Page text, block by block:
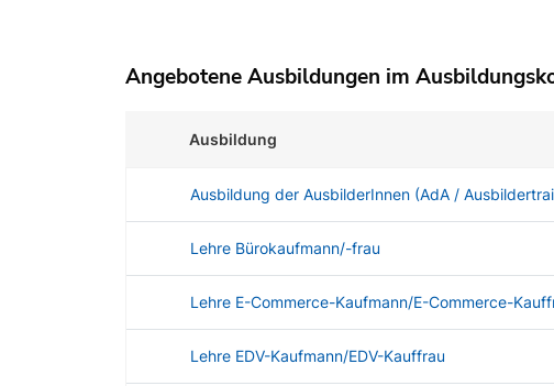
Angebotene Ausbildungen im
Ausbildung
Ausbildung der AusbilderInnen (AdA /
Lehre Bürokaufmann/-frau
Lehre E-Commerce-Kaufmann/E-Commerce-
Lehre EDV-Kaufmann/EDV-Kauffrau